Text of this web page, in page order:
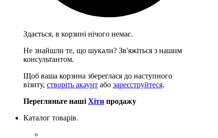
Здається, в корзині нічого немає.
Не знайшли те, що шукали? Зв'яжіться з нашим
консультантом.
Щоб ваша корзина збереглася до наступного
візиту, створіть акаунт або зареєструйтеся.
Перегляньте наші Хіти продажу
Каталог товарів.